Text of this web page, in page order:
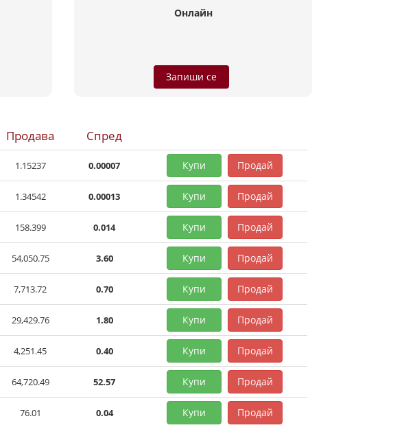
Онлайн
Запиши се